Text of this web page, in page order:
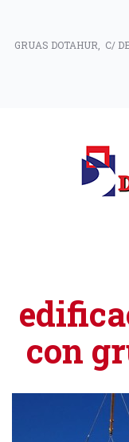
GRUAS DOTAHUR, C/
con